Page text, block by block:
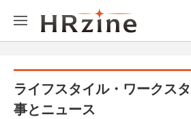
ライフスタイル・ワークス
事とニュース